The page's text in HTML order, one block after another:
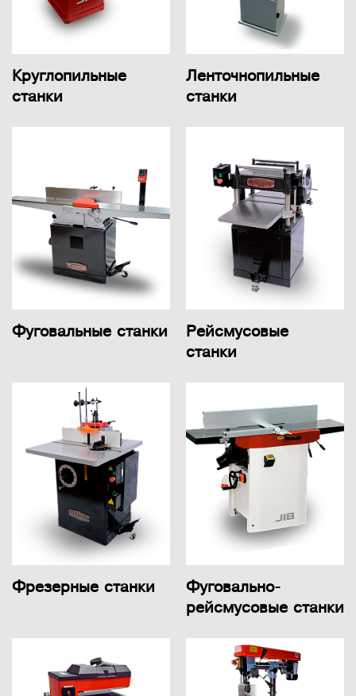
Круглопильные
станки
Ленточнопильные
станки
Фуговальные станки
Рейсмусовые
станки
Фрезерные станки
Фуговально-
рейсмусовые станки